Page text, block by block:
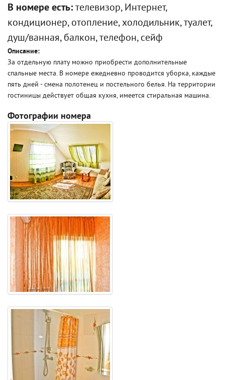
В номере есть: телевизор, Интернет,
кондиционер, отопление, холодильник, туалет,
душ/ванная, балкон, телефон, сейф
Описание:
За отдельную плату можно приобрести дополнительные
спальные места. В номере ежедневно проводится уборка, каждые
пять дней - смена полотенец и постельного белья. На территории
гостиницы действует общая кухня, имеется стиральная машина.
Фотографии номера